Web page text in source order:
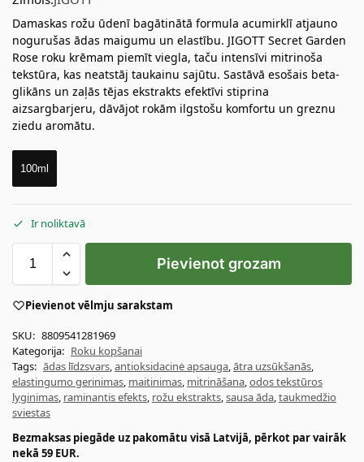
Damaskas rožu ūdenī bagātinātā formula acumirklī atjauno
nogurušas ādas maigumu un elastību. JIGOTT Secret Garden
Rose roku krēmam piemīt viegla, taču intensīvi mitrinoša
tekstūra, kas neatstāj taukainu sajūtu. Sastāvā esošais beta-
glikāns un zaļās tējas ekstrakts efektīvi stiprina
aizsargbarjeru, dāvājot rokām ilgstošu komfortu un greznu
ziedu aromātu.
100ml
Ir noliktavā
Pievienot grozam
Pievienot vēlmju sarakstam
SKU: 8809541281969
Kategorija: Roku kopšanai
Tags: ādas līdzsvars,antioksidacinė apsauga,ātra uzsūkšanās,
elastingumo gerinimas, maitinimas, mitrināšana,odos tekstūros
lyginimas, raminantis efekts, rožu ekstrakts,sausa āda,taukmedžio
sviestas
Bezmaksas piegāde uz pakomātu visā Latvijā, pērkot par vairāk
nekā 59 EUR.